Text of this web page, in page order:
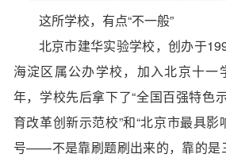
这所学校，有点“不一般”
北京市建华实验学校，创办于
海淀区属公办学校，加入北京十一
年，学校先后拿下了“全国百强特色
育改革创新示范校”和“北京市最具影
号——不是靠刷题刷出来的，靠的是